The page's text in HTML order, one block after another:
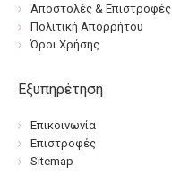
Αποστολές & Επιστροφές
Πολιτική Απορρήτου
Όροι Χρήσης
Εξυπηρέτηση
Επικοινωνία
Επιστροφές
Sitemap